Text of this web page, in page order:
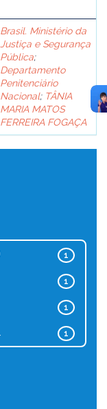
Brasil. Ministério da
Justiça e Segurança
Pública;
Departamento
Penitenciário
Nacional; TÂNIA
MARIA MATOS
FERREIRA FOGAÇA
1
1
1
1